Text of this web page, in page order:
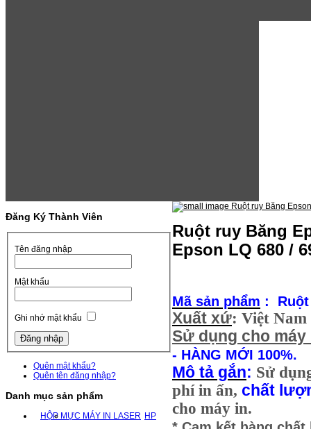
Đăng Ký Thành Viên
Tên đăng nhập
Mật khẩu
Ghi nhớ mật khẩu
Quên mật khẩu?
Quên tên đăng nhập?
Danh mục sản phẩm
HỘP MỰC MÁY IN LASER HP
Ruột ruy Băng
Epson LQ 680 /
Mã sản phẩm : Ruột
Xuất xứ: Việt Nam
Sử dụng cho máy
- HÀNG MỚI 100%.
Mô tả gắn: Sử
phí in ấn, chất
cho máy in.